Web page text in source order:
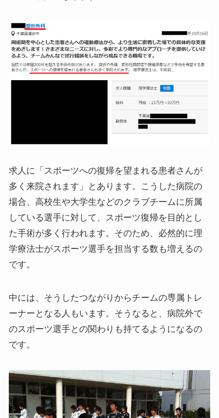
求人に「スポーツへの復帰を望まれる患者さんが
多く来院されます」とあります。こうした病院の
場合、高校生や大学生などのクラブチームに所属
している選手に対して、スポーツ復帰を目的とし
た手術が多く行われます。そのため、必然的に理
学療法士がスポーツ選手を担当する数も増えるの
です。
中には、そうしたつながりからチームの専属トレ
ーナーとなる人もいます。そうなると、病院外で
のスポーツ選手との関わりも持てるようになるの
です。